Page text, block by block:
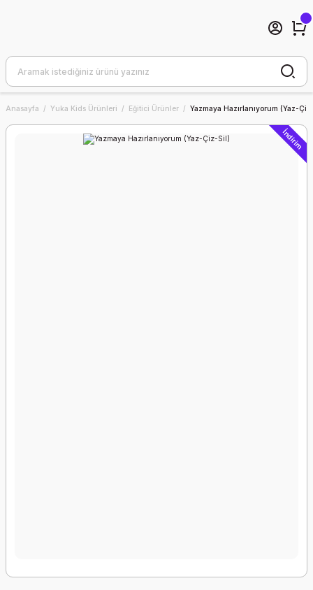
Anasayfa Yuka Kids Ürünleri Eğitici Ürünler Yazmaya Hazırlanıyorum (Yaz-
İndirim